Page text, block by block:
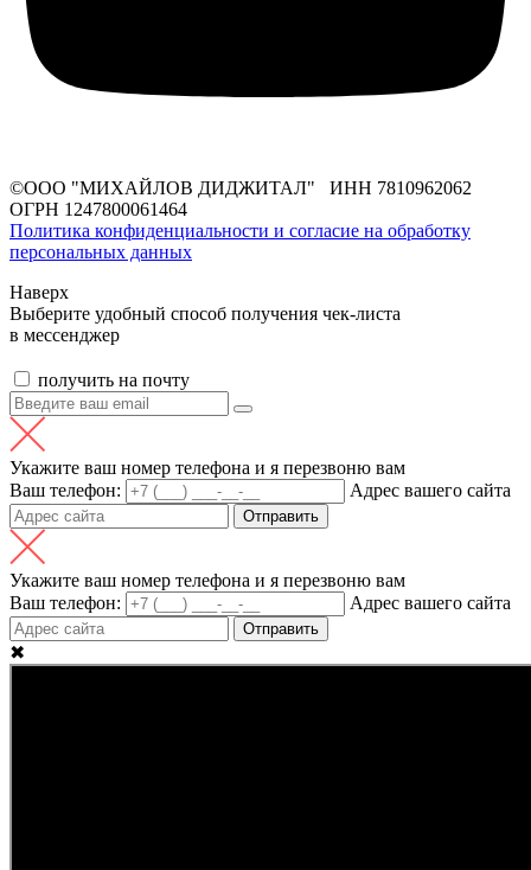
©ООО "МИХАЙЛОВ ДИДЖИТАЛ" ИНН 7810962062
ОГРН 1247800061464
Политика конфиденциальности и согласие на обработку
персональных данных
Наверх
Выберите удобный способ получения чек-листа
в мессенджер
получить на почту
Укажите ваш номер телефона и я перезвоню вам
Ваш телефон:
Адрес вашего сайта
Отправить
Укажите ваш номер телефона и я перезвоню вам
Ваш телефон:
Адрес вашего сайта
Отправить
✖